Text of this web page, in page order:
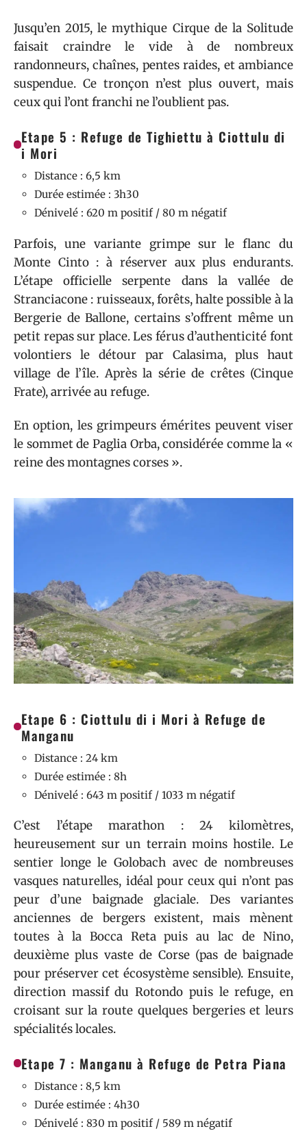
Jusqu’en 2015, le mythique Cirque de la Solitude
faisait craindre le vide à de nombreux
randonneurs, chaînes, pentes raides, et ambiance
suspendue. Ce tronçon n’est plus ouvert, mais
ceux qui l’ont franchi ne l’oublient pas.
Etape 5 : Refuge de Tighiettu à Ciottulu di
i Mori
Distance : 6,5 km
Durée estimée : 3h30
Dénivelé : 620 m positif / 80 m négatif
Parfois, une variante grimpe sur le flanc du
Monte Cinto : à réserver aux plus endurants.
L’étape officielle serpente dans la vallée de
Stranciacone : ruisseaux, forêts, halte possible à la
Bergerie de Ballone, certains s’offrent même un
petit repas sur place. Les férus d’authenticité font
volontiers le détour par Calasima, plus haut
village de l’île. Après la série de crêtes (Cinque
Frate), arrivée au refuge.
En option, les grimpeurs émérites peuvent viser
le sommet de Paglia Orba, considérée comme la «
reine des montagnes corses ».
Etape 6 : Ciottulu di i Mori à Refuge de
Manganu
Distance : 24 km
Durée estimée : 8h
Dénivelé : 643 m positif / 1033 m négatif
C’est l’étape marathon : 24 kilomètres,
heureusement sur un terrain moins hostile. Le
sentier longe le Golobach avec de nombreuses
vasques naturelles, idéal pour ceux qui n’ont pas
peur d’une baignade glaciale. Des variantes
anciennes de bergers existent, mais mènent
toutes à la Bocca Reta puis au lac de Nino,
deuxième plus vaste de Corse (pas de baignade
pour préserver cet écosystème sensible). Ensuite,
direction massif du Rotondo puis le refuge, en
croisant sur la route quelques bergeries et leurs
spécialités locales.
Etape 7 : Manganu à Refuge de Petra Piana
Distance : 8,5 km
Durée estimée : 4h30
Dénivelé : 830 m positif / 589 m négatif